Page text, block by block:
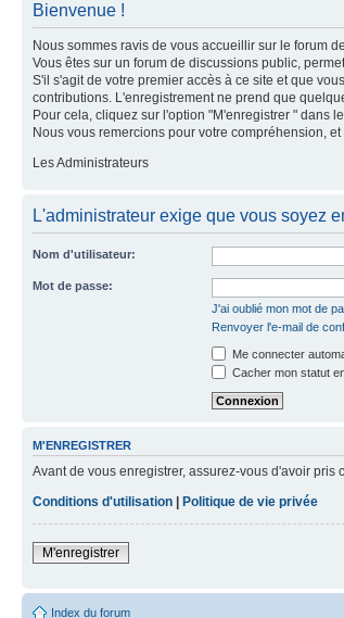
Bienvenue !
Nous sommes ravis de vous accueillir sur le forum
Vous êtes sur un forum de discussions public,
S'il s'agit de votre premier accès à ce site et que
contributions. L'enregistrement ne prend que
Pour cela, cliquez sur l'option "M'enregistrer " dans
Nous vous remercions pour votre compréhension,
Les Administrateurs
L'administrateur exige que vous soyez
Nom d'utilisateur:
Mot de passe:
J'ai oublié mon mot de
Renvoyer l'e-mail de
Me connecter
Cacher mon statut
M'ENREGISTRER
Avant de vous enregistrer, assurez-vous d'avoir
Conditions d'utilisation | Politique de vie privée
M'enregistrer
Index du forum